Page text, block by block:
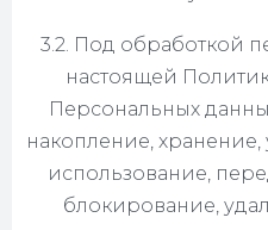
3.2. Под обработкой
настоящей
Персональных
накопление,
использование,
блокирование,